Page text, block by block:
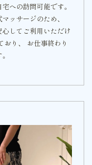
への訪問可能です。
ッサージのため、
してご利用いただけ
おり、 お仕事終わり